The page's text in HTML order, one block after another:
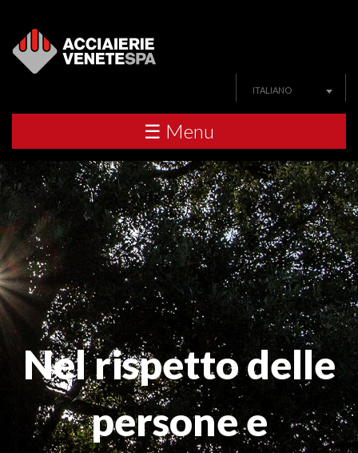
ITALIANO
☰ Menu
Nel rispetto delle
persone e